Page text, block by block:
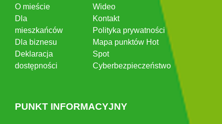
O mieście
Dla
mieszkańców
Dla biznesu
Deklaracja
dostępności
Wideo
Kontakt
Polityka prywatności
Mapa punktów Hot
Spot
Cyberbezpieczeństwo
PUNKT INFORMACYJNY